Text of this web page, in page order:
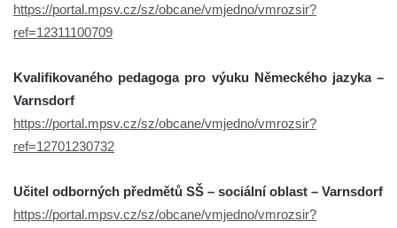
https://portal.mpsv.cz/sz/obcane/vmjedno/vmrozsir?
ref=12311100709
Kvalifikovaného pedagoga pro výuku Německého jazyka –
Varnsdorf
https://portal.mpsv.cz/sz/obcane/vmjedno/vmrozsir?
ref=12701230732
Učitel odborných předmětů SŠ – sociální oblast – Varnsdorf
https://portal.mpsv.cz/sz/obcane/vmjedno/vmrozsir?